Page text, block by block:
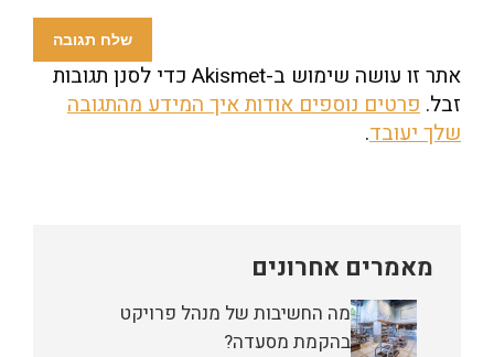
שלח תגובה
אתר זו עושה שימוש ב-Akismet כדי לסנן תגובות
זבל. פרטים נוספים אודות איך המידע מהתגובה
שלך יעובד.
מאמרים אחרונים
מה החשיבות של מנהל פרויקט
בהקמת מסעדה?